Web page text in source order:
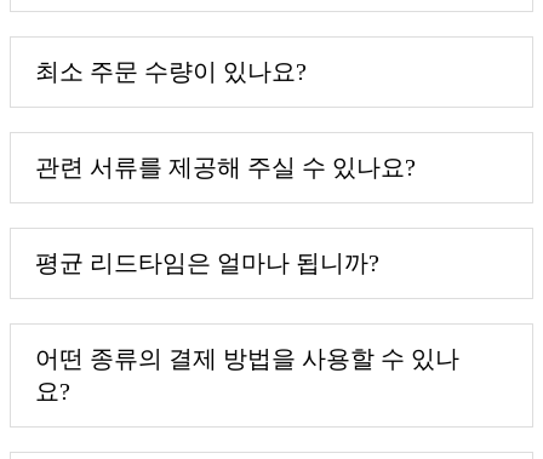
최소 주문 수량이 있나요?
관련 서류를 제공해 주실 수 있나요?
평균 리드타임은 얼마나 됩니까?
어떤 종류의 결제 방법을 사용할 수 있나
요?